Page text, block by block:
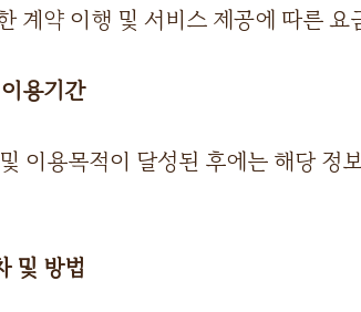
계약 이행 및 서비스 제공에 따른 요
용기간
이용목적이 달성된 후에는 해당 정
및 방법